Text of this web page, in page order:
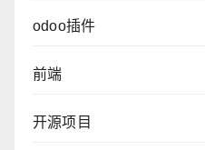
odoo插件
前端
开源项目